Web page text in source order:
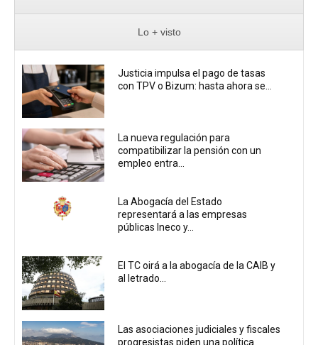
Lo + visto
Justicia impulsa el pago de tasas
con TPV o Bizum: hasta ahora se...
La nueva regulación para
compatibilizar la pensión con un
empleo entra...
La Abogacía del Estado
representará a las empresas
públicas Ineco y...
El TC oirá a la abogacía de la CAIB y
al letrado...
Las asociaciones judiciales y fiscales
progresistas piden una política